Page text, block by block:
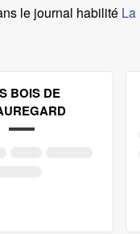
le journal habilité La
BOIS DE